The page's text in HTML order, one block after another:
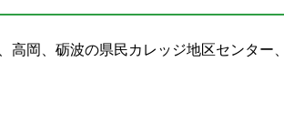
高岡、砺波の県民カレッジ地区センター